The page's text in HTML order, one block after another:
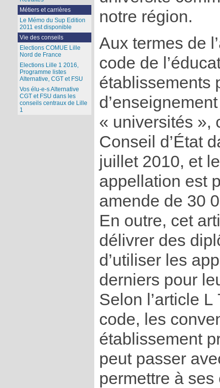
notre région.
Aux termes de
code de
établissements
« universités »,
Conseil d’État
juillet 2010, et
appellation est
amende de 30
En outre, cet
délivrer des
d’utiliser les
derniers pour
Selon l’article
code, les
établissement
peut passer
permettre à
Métiers et carrières
Le Mémo du Sup Edition
2011 est disponible
Vie des conseils
Elections COMUE Lille
Nord de France
Elections Lille 1 2016,
Programme listes
Alternative, CGT et FSU
Vos élu-e-s Alternative
CGT et FSU dans les
conseils centraux de Lille
1